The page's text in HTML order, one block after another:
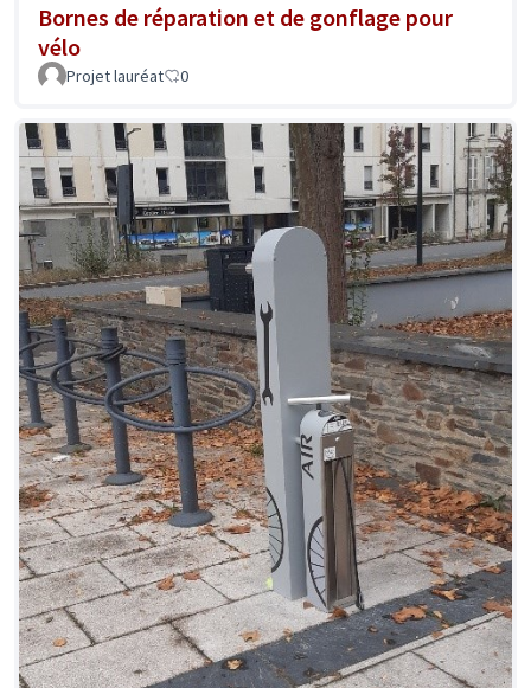
Bornes de réparation et de gonflage pour
vélo
Projet lauréat 0